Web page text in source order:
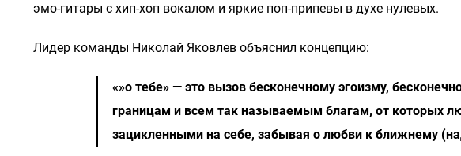
эмо-гитары с хип-хоп вокалом и яркие поп-припевы в духе нулевых.
Лидер команды Николай Яковлев объяснил концепцию:
«»о тебе» — это вызов бесконечному эгоизму,
границам и всем так называемым благам, от которых
зацикленными на себе, забывая о любви к ближнему